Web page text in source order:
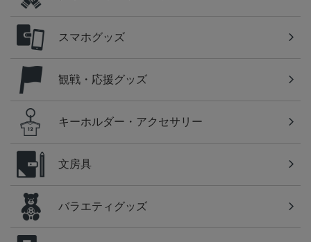
スマホグッズ
観戦・応援グッズ
キーホルダー・アクセサリー
文房具
バラエティグッズ